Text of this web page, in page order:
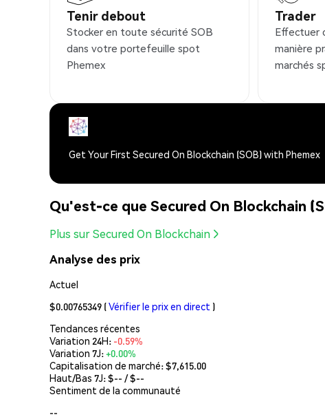
Tenir debout
Stocker en toute sécurité SOB
dans votre portefeuille spot
Phemex
Trader
Effectuer
manière
marchés
Get Your First Secured On Blockchain (SOB) with Phemex
Qu'est-ce que Secured On Blockchain
Plus sur Secured On Blockchain
Analyse des prix
Actuel
$0.00765349 (Vérifier le prix en direct )
Tendances récentes
Variation 24H: -0.59%
Variation 7J:+0.00%
Capitalisation de marché:$7,615.00
Haut/Bas 7J: $-- / $--
Sentiment de la communauté
--